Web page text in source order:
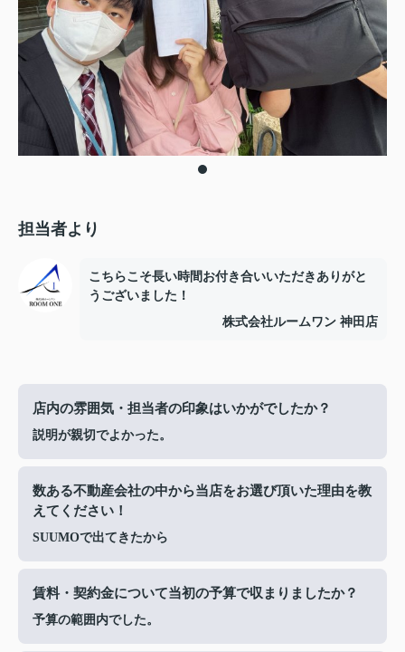
担当者より
こちらこそ長い時間お付き合いいただきありがと
うございました！
株式会社ルームワン 神田店
店内の雰囲気・担当者の印象はいかがでしたか？
説明が親切でよかった。
数ある不動産会社の中から当店をお選び頂いた理由を教
えてください！
SUUMOで出てきたから
賃料・契約金について当初の予算で収まりましたか？
予算の範囲内でした。